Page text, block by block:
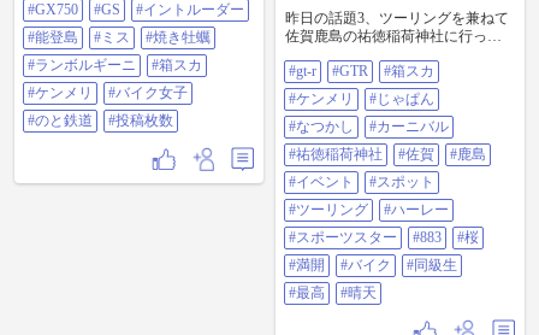
品GETするツーに参加😄 万年さん
@90517 さん と三台で130km程うろ
ちょろ😂 鉄分補給🚃 昼ご飯は皆ん
な大好き！能登島の食べ処みずで
焼き牡蠣や刺身を各人堪能😋たま
たま駐車場に止まってた箱スカ ケ
ンメリ ローレル レビン等の旧車も
じっくり見学出来て超ラッキー🥰
能登島の奥地の立山連峰バッチリ
見れるスポット等も寄り道📸✨ 3月
#GX750 #GS
#イントルーダー
#能登島
#ミス
#焼き牡蠣
#ランボルギーニ
#箱スカ
#ケンメリ
#バイク女子
#のと鉄道
#投稿枚数
昨日の話題3、ツーリングを兼ねて
佐賀鹿島の祐徳稲荷神社に行って
なつかしCARにばると題したイベ
ントも行われていて楽しい一日と
なりました‼️旧車ファンには堪らな
い楽しめるイベントでした😄箱ス
カやジャパン、ケンメリ 往年の名
車がズラリと並びファンん楽しま
せてくれました‼️オーナーさんには
末長く大切に乗って頂きたいです
ね❗️また楽しませてください🙏 #GT-
R #GTR #箱スカ #ケンメリ #ジャパ
ン #なつかし #カーニバル #祐徳稲
荷神社 #佐賀 #鹿島 #イベント #ス
ポット #ツーリング #ハーレー #ス
ポーツスター #883 #桜 #満開 #バイ
ク #同級生 #最高 #晴天
#gt-r #GTR
#箱スカ
#ケンメリ
#じゃぱん
#なつかし
#カーニバル
#祐徳稲荷神社
#佐賀
#鹿島
#イベント
#スポット
#ツーリング
#ハーレー
#スポーツスター
#883
#桜
#満開
#バイク
#同級生
#最高
#晴天